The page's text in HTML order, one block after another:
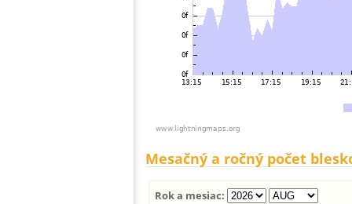
Mesačný a ročný počet
Rok a mesiac: